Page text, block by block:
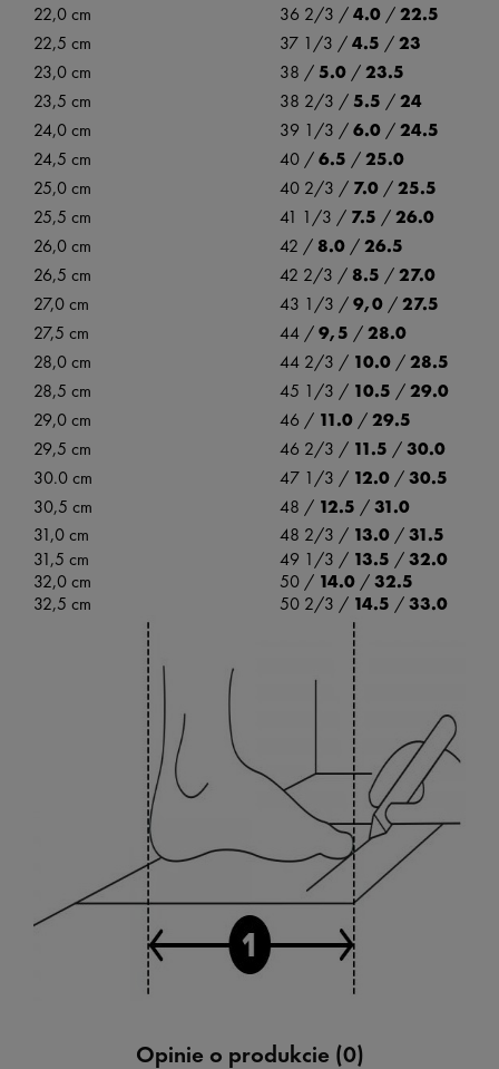
22,0 cm
36 2/3 /4.0 /22.5
22,5 cm
37 1/3 /4.5 /23
23,0 cm
38 / 5.0 /23.5
23,5 cm
38 2/3 / 5.5 /24
24,0 cm
39 1/3 /6.0 /24.5
24,5 cm
40 /6.5 /25.0
25,0 cm
40 2/3 / 7.0 /25.5
25,5 cm
41 1/3 / 7.5 /26.0
26,0 cm
42 /8.0 /26.5
26,5 cm
42 2/3 /8.5 /27.0
27,0 cm
43 1/3 /9,0 /27.5
27,5 cm
44 /9,5 /28.0
28,0 cm
44 2/3 / 10.0 /28.5
28,5 cm
45 1/3 / 10.5 /29.0
29,0 cm
46 / 11.0 /29.5
29,5 cm
46 2/3 / 11.5 /30.0
30.0 cm
47 1/3 / 12.0 /30.5
30,5 cm
48 / 12.5 /31.0
31,0 cm
48 2/3 / 13.0 /31.5
31,5 cm
49 1/3 / 13.5 /32.0
32,0 cm
50 / 14.0 /32.5
32,5 cm
50 2/3 / 14.5 /33.0
Opinie o produkcie (0)